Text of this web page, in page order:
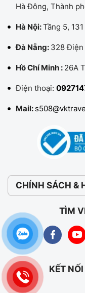
Hà Đông, Thành
Hà Nội:Tầng 5,
Đà Nẵng: 328 Điện
Hồ Chí Minh : 26A
Điện thoại:
Mail:
CHÍNH SÁCH &
TÌM
KẾT